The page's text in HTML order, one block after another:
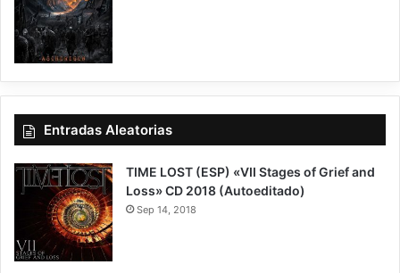
7.5
Entradas Aleatorias
7.5
TIME LOST (ESP) «VII Stages of Grief and
Loss» CD 2018 (Autoeditado)
Sep 14, 2018